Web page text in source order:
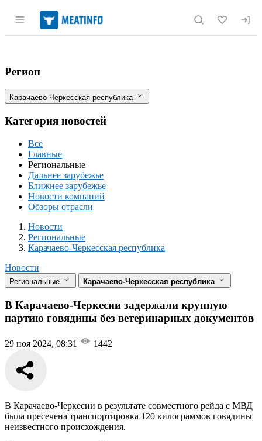
Раздел навигации по сайту
В Карачаево-Черкесии задержали
Фильтры
Регион
Карачаево-Черкесская республика
Категория новостей
Все
Главные
Региональные
Дальнее зарубежье
Ближнее зарубежье
Новости компаний
Обзоры отрасли
Новости
Разделы
Новости
Региональные
Карачаево-Черкесская республика
Новости
Региональные Карачаево-Черкесская республика
В Карачаево-Черкесии задержали крупную
партию говядины без ветеринарных документов
29 ноя 2024, 08:31 1442
В Карачаево-Черкесии в результате совместного рейда с МВД
была пресечена транспортировка 120 килограммов говядины
неизвестного происхождения.